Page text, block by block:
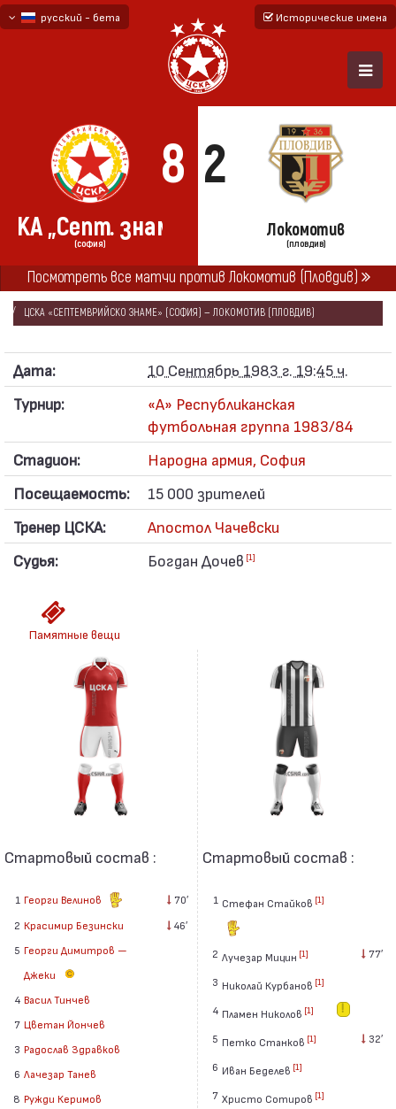
русский - бета
Исторические имена
8 2
„Септ. знаме“
(СОФИЯ)
Локомотив
(ПЛОВДИВ)
Посмотреть все матчи против Локомотив (Пловдив)
ГЛАВНАЯ СЕЗОНЫ
1983/84
«А» РЕСПУБЛИКАНСКАЯ ФУТБОЛЬНАЯ ГРУППА 1983/84
ЦСКА «СЕПТЕМВРИЙСКО ЗНАМЕ» (СОФИЯ) — ЛОКОМОТИВ (ПЛОВДИВ)
Дата:
10 Сентябрь 1983 г. 19:45 ч.
Турнир:
«А» Республиканская
футбольная группа 1983/84
Стадион:
Народна армия, София
Посещаемость:
15 000 зрителей
Тренер ЦСКА:
Апостол Чачевски
Судья:
Богдан Дочев [1]
Памятные вещи
Стартовый состав :
1 Георги Велинов 70′
2 Красимир Безински
46′
5 Георги Димитров —
Джеки
4 Васил Тинчев
7 Цветан Йончев
3 Радослав Здравков
6 Лачезар Танев
8 Ружди Керимов
Стартовый состав :
1 Стефан Стайков [1]
2 Лучезар Мицин [1] 77′
3 Николай Курбанов [1]
4 Пламен Николов [1]
5 Петко Станков [1] 32′
6 Иван Беделев [1]
7 Христо Сотиров [1]